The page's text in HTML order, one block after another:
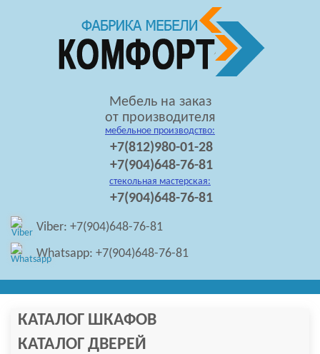
Мебель на заказ
от производителя
мебельное производство:
+7(812)980-01-28
+7(904)648-76-81
стекольная мастерская:
+7(904)648-76-81
Viber: +7(904)648-76-81
Whatsapp: +7(904)648-76-81
КАТАЛОГ ШКАФОВ
КАТАЛОГ ДВЕРЕЙ